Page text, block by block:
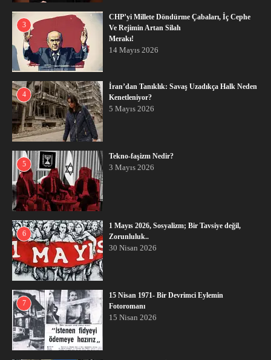
3
CHP’yi Millete Döndürme Çabaları, İç Cephe
Ve Rejimin Artan Silah
Merakı!
14 Mayıs 2026
4
İran’dan Tanıklık: Savaş Uzadıkça Halk Neden
Kenetleniyor?
5 Mayıs 2026
5
Tekno-faşizm Nedir?
3 Mayıs 2026
6
1 Mayıs 2026, Sosyalizm; Bir Tavsiye değil,
Zorunluluk..
30 Nisan 2026
7
15 Nisan 1971- Bir Devrimci Eylemin
Fotoromanı
15 Nisan 2026